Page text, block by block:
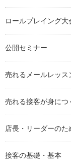
ロールプレイング大
公開セミナー
売れるメールレッス
売れる接客が身に
店長・リーダーの
接客の基礎・基本